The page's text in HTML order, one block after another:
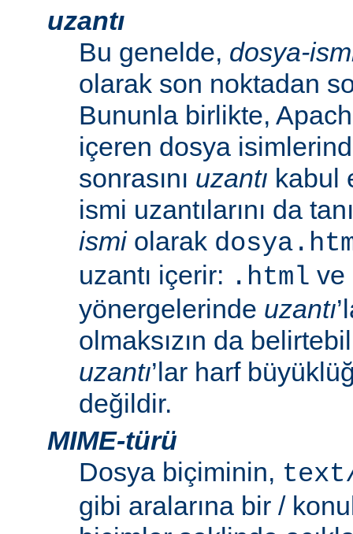
uzantı
Bu genelde, dosya-
olarak son noktadan
Bununla birlikte,
içeren dosya
sonrasını uzantı kabul
ismi uzantılarını da
ismiolarak
uzantı içerir: .html ve
yönergelerinde uzantı
olmaksızın da
uzantı’lar harf
değildir.
MIME-türü
Dosya biçiminin,
gibi aralarına bir /